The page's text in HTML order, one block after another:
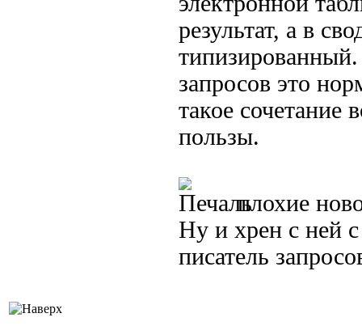
результат, а в
запросов это
такое сочетание
пользы.
плохие
Ну и хрен с ней
писатель